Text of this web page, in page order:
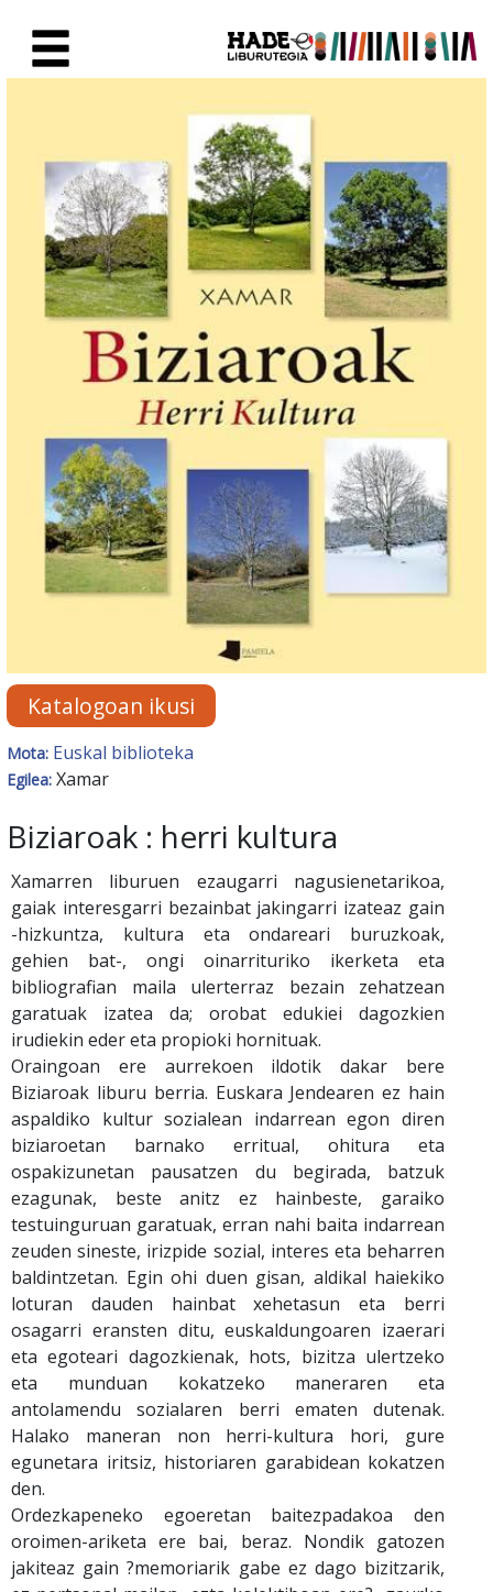
Katalogoan ikusi
Mota: Euskal biblioteka
Egilea: Xamar
Biziaroak : herri kultura
Xamarren liburuen ezaugarri nagusienetarikoa,
gaiak interesgarri bezainbat jakingarri izateaz gain
-hizkuntza, kultura eta ondareari buruzkoak,
gehien bat-, ongi oinarrituriko ikerketa eta
bibliografian maila ulerterraz bezain zehatzean
garatuak izatea da; orobat edukiei dagozkien
irudiekin eder eta propioki hornituak.
Oraingoan ere aurrekoen ildotik dakar bere
Biziaroak liburu berria. Euskara Jendearen ez hain
aspaldiko kultur sozialean indarrean egon diren
biziaroetan barnako erritual, ohitura eta
ospakizunetan pausatzen du begirada, batzuk
ezagunak, beste anitz ez hainbeste, garaiko
testuinguruan garatuak, erran nahi baita indarrean
zeuden sineste, irizpide sozial, interes eta beharren
baldintzetan. Egin ohi duen gisan, aldikal haiekiko
loturan dauden hainbat xehetasun eta berri
osagarri eransten ditu, euskaldungoaren izaerari
eta egoteari dagozkienak, hots, bizitza ulertzeko
eta munduan kokatzeko maneraren eta
antolamendu sozialaren berri ematen dutenak.
Halako maneran non herri-kultura hori, gure
egunetara iritsiz, historiaren garabidean kokatzen
den.
Ordezkapeneko egoeretan baitezpadakoa den
oroimen-ariketa ere bai, beraz. Nondik gatozen
jakiteaz gain ?memoriarik gabe ez dago bizitzarik,